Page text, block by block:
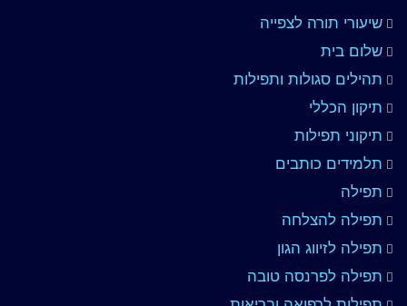
שיעורי תורה לצפייה
שלום בית
תהילים סגולות ותפילות
תיקון הכללי
תיקוני תפילות
תלמידים כותבים
תפילה
תפילה להצלחה
תפילה לזיווג הגון
תפילה לפרנסה טובה